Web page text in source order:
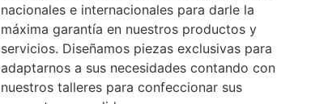
nacionales e internacionales para darle la
máxima garantía en nuestros productos y
servicios. Diseñamos piezas exclusivas para
adaptarnos a sus necesidades contando con
nuestros talleres para confeccionar sus